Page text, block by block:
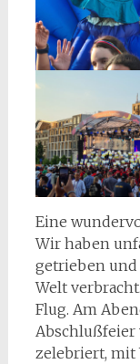
Eine
Wir haben
getrieben und
Welt
Flug. Am
Abschlußfeier
zelebriert, mit